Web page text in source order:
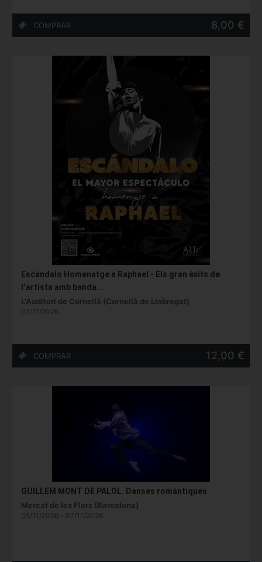
8,00 €
Escándalo Homenatge a Raphael - Els gran èxits de
l’artista amb banda...
L'Auditori de Cornellà (Cornellà de Llobregat)
07/11/2026
12,00 €
GUILLEM MONT DE PALOL. Danses romàntiques
Mercat de les Flors (Barcelona)
05/11/2026 - 07/11/2026